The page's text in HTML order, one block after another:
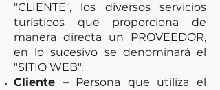
"CLIENTE", los diversos servicios
turísticos que proporciona de
manera directa un PROVEEDOR,
en lo sucesivo se denominará el
"SITIO WEB".
Cliente – Persona que utiliza el